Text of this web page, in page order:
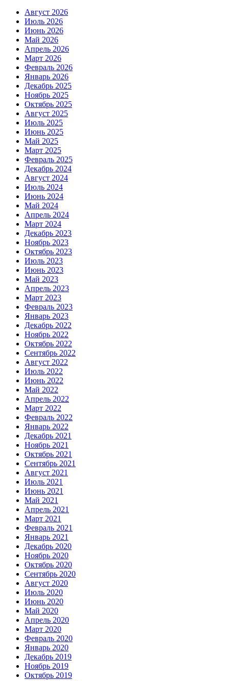
Август 2026
Июль 2026
Июнь 2026
Май 2026
Апрель 2026
Март 2026
Февраль 2026
Январь 2026
Декабрь 2025
Ноябрь 2025
Октябрь 2025
Август 2025
Июль 2025
Июнь 2025
Май 2025
Март 2025
Февраль 2025
Декабрь 2024
Август 2024
Июль 2024
Июнь 2024
Май 2024
Апрель 2024
Март 2024
Декабрь 2023
Ноябрь 2023
Октябрь 2023
Июль 2023
Июнь 2023
Май 2023
Апрель 2023
Март 2023
Февраль 2023
Январь 2023
Декабрь 2022
Ноябрь 2022
Октябрь 2022
Сентябрь 2022
Август 2022
Июль 2022
Июнь 2022
Май 2022
Апрель 2022
Март 2022
Февраль 2022
Январь 2022
Декабрь 2021
Ноябрь 2021
Октябрь 2021
Сентябрь 2021
Август 2021
Июль 2021
Июнь 2021
Май 2021
Апрель 2021
Март 2021
Февраль 2021
Январь 2021
Декабрь 2020
Ноябрь 2020
Октябрь 2020
Сентябрь 2020
Август 2020
Июль 2020
Июнь 2020
Май 2020
Апрель 2020
Март 2020
Февраль 2020
Январь 2020
Декабрь 2019
Ноябрь 2019
Октябрь 2019